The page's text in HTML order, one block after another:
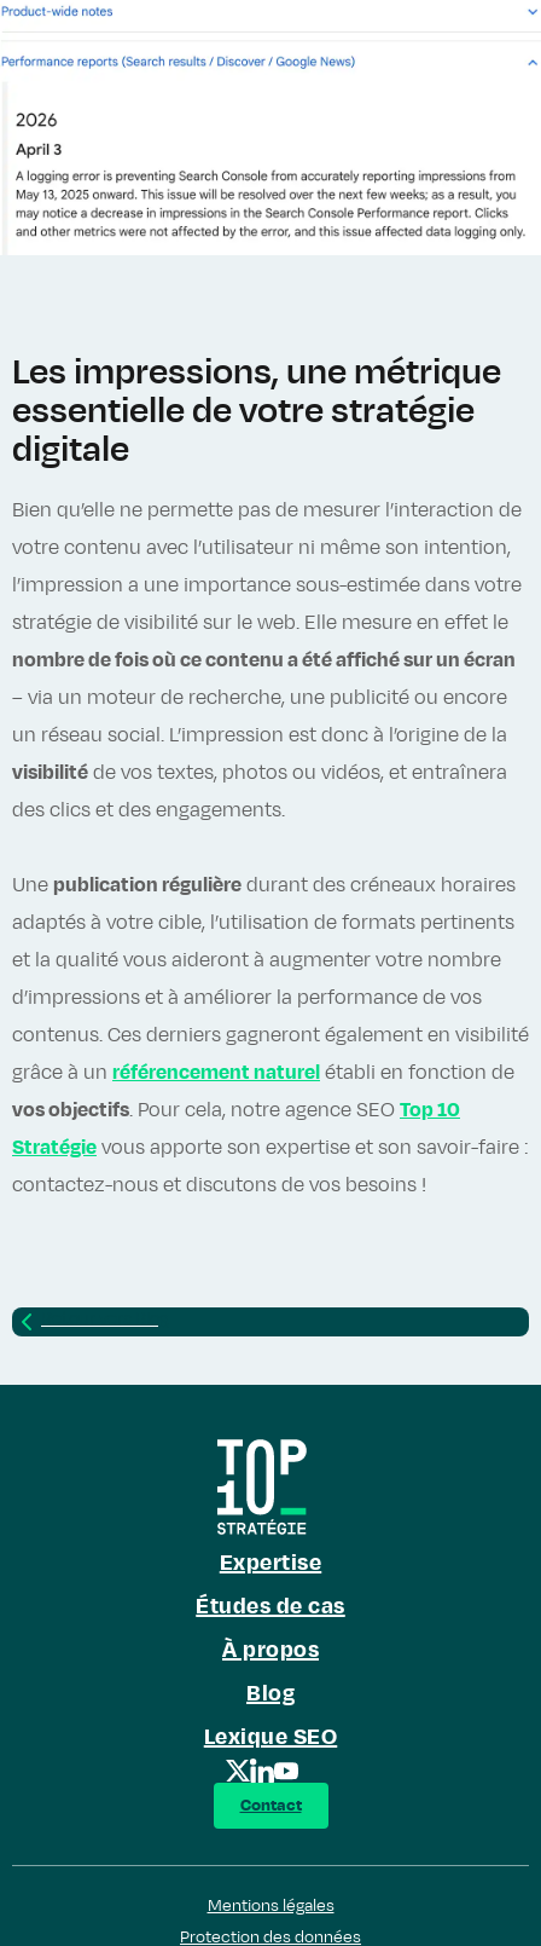
Les impressions, une métrique
essentielle de votre stratégie
digitale
Bien qu’elle ne permette pas de mesurer l’interaction de
votre contenu avec l’utilisateur ni même son intention,
l’impression a une importance sous-estimée dans votre
stratégie de visibilité sur le web. Elle mesure en effet le
nombre de fois où ce contenu a été affiché sur un écran
– via un moteur de recherche, une publicité ou encore
un réseau social. L’impression est donc à l’origine de la
visibilité de vos textes, photos ou vidéos, et entraînera
des clics et des engagements.
Une publication régulière durant des créneaux horaires
adaptés à votre cible, l’utilisation de formats pertinents
et la qualité vous aideront à augmenter votre nombre
d’impressions et à améliorer la performance de vos
contenus. Ces derniers gagneront également en visibilité
grâce à un référencement naturel établi en fonction de
vos objectifs. Pour cela, notre agence SEO Top 10
Stratégie vous apporte son expertise et son savoir-faire :
contactez-nous et discutons de vos besoins !
Expertise
Études de cas
À propos
Blog
Lexique SEO
Contact
Mentions légales
Protection des données